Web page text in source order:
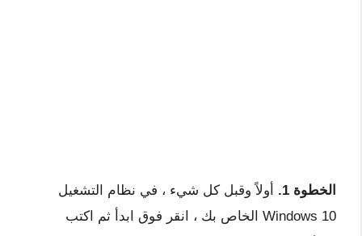
الخطوة 1.
أولاً وقبل كل شيء ، في نظام التشغيل
Windows 10 الخاص بك ، انقر فوق ابدأ ثم اكتب